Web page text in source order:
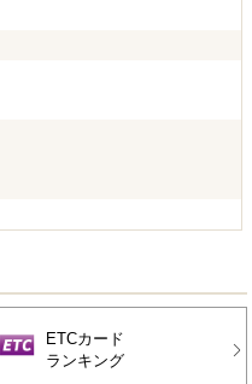
ETCカード
ランキング